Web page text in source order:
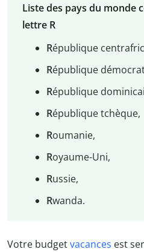
Liste des pays du monde
lettre R
République
République
République
République tchèque,
Roumanie,
Royaume-Uni,
Russie,
Rwanda.
Votre budgetvacances est